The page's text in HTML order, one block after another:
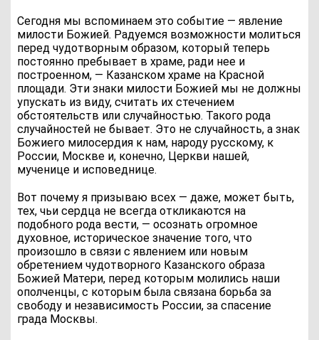
Сегодня мы вспоминаем это событие — явление
милости Божией. Радуемся возможности молиться
перед чудотворным образом, который теперь
постоянно пребывает в храме, ради нее и
построенном, — Казанском храме на Красной
площади. Эти знаки милости Божией мы не должны
упускать из виду, считать их стечением
обстоятельств или случайностью. Такого рода
случайностей не бывает. Это не случайность, а знак
Божиего милосердия к нам, народу русскому, к
России, Москве и, конечно, Церкви нашей,
мученице и исповеднице.
Вот почему я призываю всех — даже, может быть,
тех, чьи сердца не всегда откликаются на
подобного рода вести, — осознать огромное
духовное, историческое значение того, что
произошло в связи с явлением или новым
обретением чудотворного Казанского образа
Божией Матери, перед которым молились наши
ополченцы, с которым была связана борьба за
свободу и независимость России, за спасение
града Москвы.